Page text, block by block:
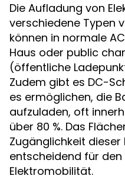
Die Aufladung von
verschiedene Typen
können in normale
Haus oder public
(öffentliche
Zudem gibt es DC-
es ermöglichen, die
aufzuladen, oft
über 80 %. Das
Zugänglichkeit
entscheidend für den
Elektromobilität.